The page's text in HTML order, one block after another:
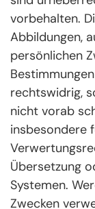
vorbehalten.
Abbildungen,
persönlichen
rechtswidrig,
nicht vorab
insbesondere
Übersetzung
Systemen.
Zwecken